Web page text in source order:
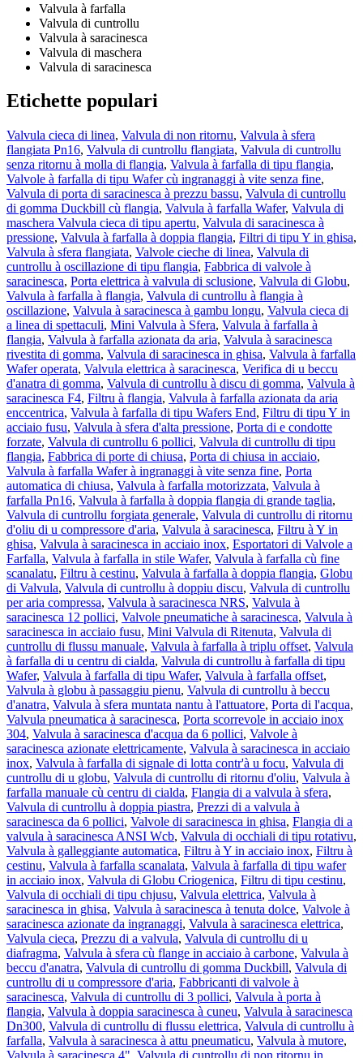
Valvula à farfalla
Valvula di cuntrollu
Valvula à saracinesca
Valvula di maschera
Valvula di saracinesca
Etichette populari
Valvula cieca di linea, Valvula di non ritornu, Valvula à sfera
flangiata Pn16, Valvula di cuntrollu flangiata, Valvula di cuntrollu
senza ritornu à molla di flangia, Valvula à farfalla di tipu flangia,
Valvole à farfalla di tipu Wafer cù ingranaggi à vite senza fine,
Valvula di porta di saracinesca à prezzu bassu, Valvula di cuntrollu
di gomma Duckbill cù flangia, Valvula à farfalla Wafer, Valvula di
maschera Valvula cieca di tipu apertu, Valvula di saracinesca à
pressione, Valvula à farfalla à doppia flangia, Filtri di tipu Y in ghisa,
Valvula à sfera flangiata, Valvole cieche di linea, Valvula di
cuntrollu à oscillazione di tipu flangia, Fabbrica di valvole à
saracinesca, Porta elettrica à valvula di sclusione, Valvula di Globu,
Valvula à farfalla à flangia, Valvula di cuntrollu à flangia à
oscillazione, Valvula à saracinesca à gambu longu, Valvula cieca di
a linea di spettaculi, Mini Valvula à Sfera, Valvula à farfalla à
flangia, Valvula à farfalla azionata da aria, Valvula à saracinesca
rivestita di gomma, Valvula di saracinesca in ghisa, Valvula à farfalla
Wafer operata, Valvula elettrica à saracinesca, Verifica di u beccu
d'anatra di gomma, Valvula di cuntrollu à discu di gomma, Valvula à
saracinesca F4, Filtru à flangia, Valvula à farfalla azionata da aria
enccentrica, Valvula à farfalla di tipu Wafers End, Filtru di tipu Y in
acciaio fusu, Valvula à sfera d'alta pressione, Porta di e condotte
forzate, Valvula di cuntrollu 6 pollici, Valvula di cuntrollu di tipu
flangia, Fabbrica di porte di chiusa, Porta di chiusa in acciaio,
Valvula à farfalla Wafer à ingranaggi à vite senza fine, Porta
automatica di chiusa, Valvula à farfalla motorizzata, Valvula à
farfalla Pn16, Valvula à farfalla à doppia flangia di grande taglia,
Valvula di cuntrollu forgiata generale, Valvula di cuntrollu di ritornu
d'oliu di u compressore d'aria, Valvula à saracinesca, Filtru à Y in
ghisa, Valvula à saracinesca in acciaio inox, Esportatori di Valvole a
Farfalla, Valvula à farfalla in stile Wafer, Valvula à farfalla cù fine
scanalatu, Filtru à cestinu, Valvula à farfalla à doppia flangia, Globu
di Valvula, Valvula di cuntrollu à doppiu discu, Valvula di cuntrollu
per aria compressa, Valvula à saracinesca NRS, Valvula à
saracinesca 12 pollici, Valvole pneumatiche à saracinesca, Valvula à
saracinesca in acciaio fusu, Mini Valvula di Ritenuta, Valvula di
cuntrollu di flussu manuale, Valvula à farfalla à triplu offset, Valvula
à farfalla di u centru di cialda, Valvula di cuntrollu à farfalla di tipu
Wafer, Valvula à farfalla di tipu Wafer, Valvula à farfalla offset,
Valvula à globu à passaggiu pienu, Valvula di cuntrollu à beccu
d'anatra, Valvula à sfera muntata nantu à l'attuatore, Porta di l'acqua,
Valvula pneumatica à saracinesca, Porta scorrevole in acciaio inox
304, Valvula à saracinesca d'acqua da 6 pollici, Valvole à
saracinesca azionate elettricamente, Valvula à saracinesca in acciaio
inox, Valvula à farfalla di signale di lotta contr'à u focu, Valvula di
cuntrollu di u globu, Valvula di cuntrollu di ritornu d'oliu, Valvula à
farfalla manuale cù centru di cialda, Flangia di a valvula à sfera,
Valvula di cuntrollu à doppia piastra, Prezzi di a valvula à
saracinesca da 6 pollici, Valvole di saracinesca in ghisa, Flangia di a
valvula à saracinesca ANSI Wcb, Valvula di occhiali di tipu rotativu,
Valvula à galleggiante automatica, Filtru à Y in acciaio inox, Filtru à
cestinu, Valvula à farfalla scanalata, Valvula à farfalla di tipu wafer
in acciaio inox, Valvula di Globu Criogenica, Filtru di tipu cestinu,
Valvula di occhiali di tipu chjusu, Valvula elettrica, Valvula à
saracinesca in ghisa, Valvula à saracinesca à tenuta dolce, Valvole à
saracinesca azionate da ingranaggi, Valvula à saracinesca elettrica,
Valvula cieca, Prezzu di a valvula, Valvula di cuntrollu di u
diafragma, Valvula à sfera cù flange in acciaio à carbone, Valvula à
beccu d'anatra, Valvula di cuntrollu di gomma Duckbill, Valvula di
cuntrollu di u compressore d'aria, Fabbricanti di valvole à
saracinesca, Valvula di cuntrollu di 3 pollici, Valvula à porta à
flangia, Valvula à doppia saracinesca à cuneu, Valvula à saracinesca
Dn300, Valvula di cuntrollu di flussu elettrica, Valvula di cuntrollu à
farfalla, Valvula à saracinesca à attu pneumaticu, Valvula à mutore,